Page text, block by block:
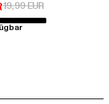
Preis: 11,99 EUR
19,99 EURAktionspreis: